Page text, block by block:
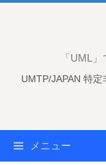
「UML
UMTP/JAPAN 特
メニュー